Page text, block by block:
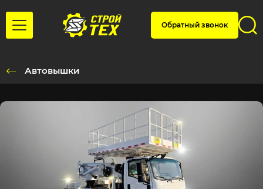
Обратный звонок
Автовышки